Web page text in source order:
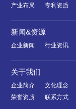
产业布局 专利资质
新闻&资源
企业新闻 行业资讯
关于我们
企业简介 文化理念
荣誉资质
联系方式